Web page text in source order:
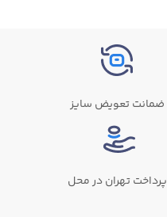
ضمانت تعویض سایز
پرداخت تهران در محل